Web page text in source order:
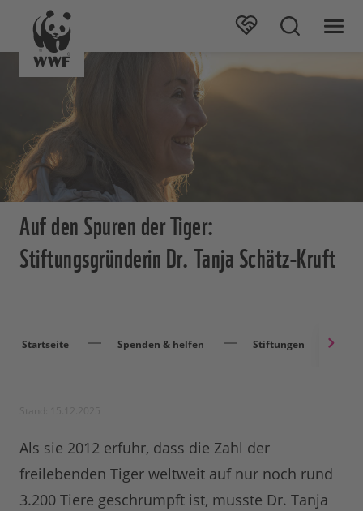
Auf den Spuren der Tiger:
Stiftungsgründerin Dr. Tanja Schätz-Kruft
Startseite Spenden & helfen Stiftungen
Als sie 2012 erfuhr, dass die Zahl der
freilebenden Tiger weltweit auf nur noch rund
3.200 Tiere geschrumpft ist, musste Dr. Tanja